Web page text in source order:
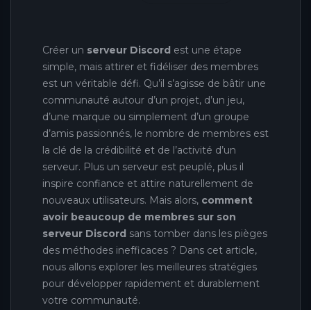
Créer un serveur Discord est une étape
simple, mais attirer et fidéliser des membres
est un véritable défi. Qu’il s’agisse de bâtir une
communauté autour d’un projet, d’un jeu,
d’une marque ou simplement d’un groupe
d’amis passionnés, le nombre de membres est
la clé de la crédibilité et de l’activité d’un
serveur. Plus un serveur est peuplé, plus il
inspire confiance et attire naturellement de
nouveaux utilisateurs. Mais alors, comment
avoir beaucoup de membres sur son
serveur Discord sans tomber dans les pièges
des méthodes inefficaces ? Dans cet article,
nous allons explorer les meilleures stratégies
pour développer rapidement et durablement
votre communauté.